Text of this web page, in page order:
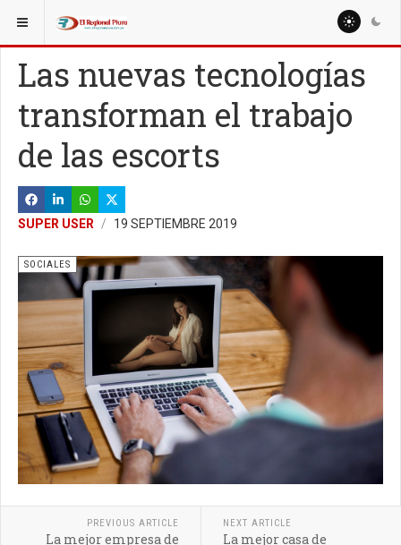
ESTÁ AQUÍ: MISCELANEAS
Las nuevas tecnologías
transforman el trabajo
de las escorts
SUPER USER 19 SEPTIEMBRE 2019
SOCIALES
PREVIOUS ARTICLE
La mejor empresa de
NEXT ARTICLE
La mejor casa de